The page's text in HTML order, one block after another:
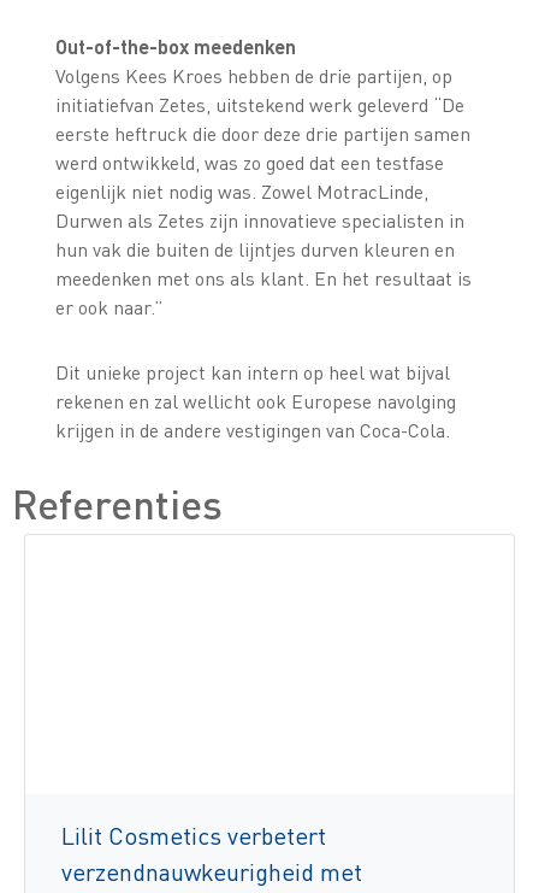
Out-of-the-box meedenken
Volgens Kees Kroes hebben de drie partijen, op
initiatiefvan Zetes, uitstekend werk geleverd “De
eerste heftruck die door deze drie partijen samen
werd ontwikkeld, was zo goed dat een testfase
eigenlijk niet nodig was. Zowel MotracLinde,
Durwen als Zetes zijn innovatieve specialisten in
hun vak die buiten de lijntjes durven kleuren en
meedenken met ons als klant. En het resultaat is
er ook naar.”
Dit unieke project kan intern op heel wat bijval
rekenen en zal wellicht ook Europese navolging
krijgen in de andere vestigingen van Coca-Cola.
Referenties
Lilit Cosmetics verbetert
verzendnauwkeurigheid met